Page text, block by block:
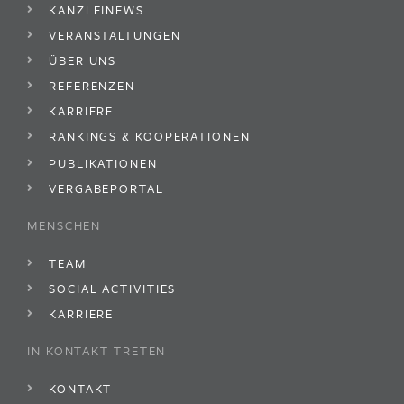
KANZLEINEWS
VERANSTALTUNGEN
ÜBER UNS
REFERENZEN
KARRIERE
RANKINGS & KOOPERATIONEN
PUBLIKATIONEN
VERGABEPORTAL
MENSCHEN
TEAM
SOCIAL ACTIVITIES
KARRIERE
IN KONTAKT TRETEN
KONTAKT